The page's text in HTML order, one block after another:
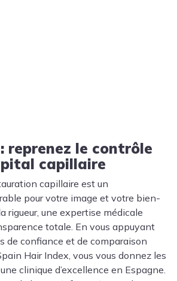
reprenez le contrôle
capillaire
capillaire est un
pour votre image et votre bien-
rigueur, une expertise médicale
totale. En vous appuyant
de confiance et de comparaison
Hair Index, vous vous donnez les
clinique d’excellence en Espagne.